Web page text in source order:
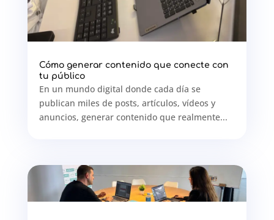
Cómo generar contenido que conecte con
tu público
En un mundo digital donde cada día se
publican miles de posts, artículos, vídeos y
anuncios, generar contenido que realmente...